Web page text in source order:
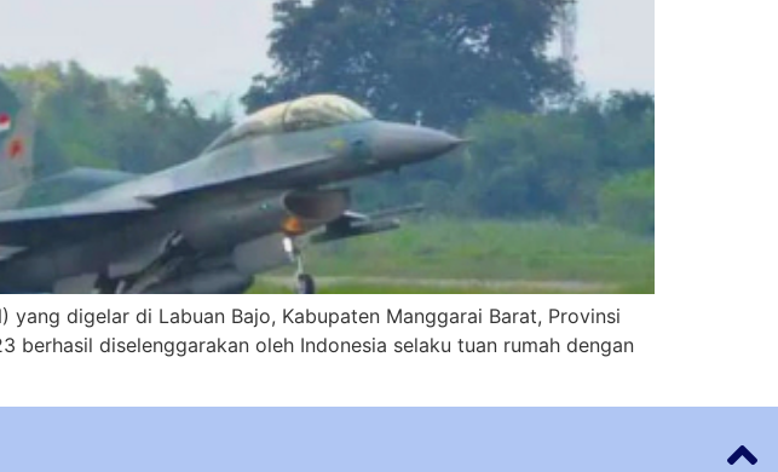
digelar di Labuan Bajo, Kabupaten Manggarai Barat, Provinsi
berhasil diselenggarakan oleh Indonesia selaku tuan rumah dengan